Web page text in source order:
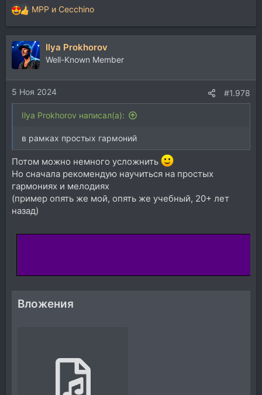
Р
е
а
к
ц
и
и
:
MPP и Cecchino
Ilya Prokhorov
Well-Known Member
5 Ноя 2024 #1.978
Ilya Prokhorov написал(а):
в рамках простых гармоний
Потом можно немного усложнить
Но сначала рекомендую научиться на простых
гармониях и мелодиях
(пример опять же мой, опять же учебный, 20+ лет
назад)
Вложения